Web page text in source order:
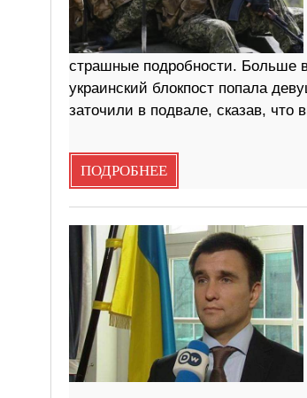
страшные подробности. Больше
украинский блокпост попала
заточили в подвале, сказав, что
ПОДРОБНЕЕ